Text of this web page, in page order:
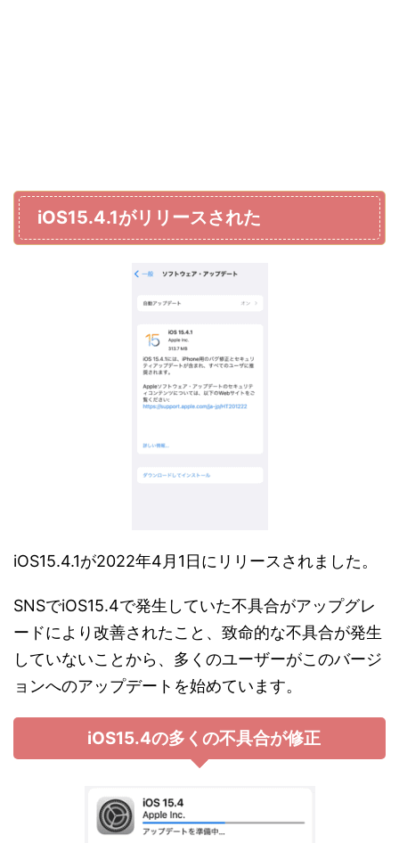
iOS15.4.1がリリースされた
iOS15.4.1が2022年4月1日にリリースされました。
SNSでiOS15.4で発生していた不具合がアップグレ
ードにより改善されたこと、致命的な不具合が発生
していないことから、多くのユーザーがこのバージ
ョンへのアップデートを始めています。
iOS15.4の多くの不具合が修正